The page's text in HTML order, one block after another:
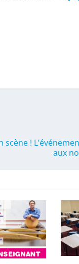
scène !
aux